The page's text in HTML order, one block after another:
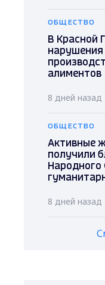
ОБЩЕСТВО
В Красной
нарушения
алиментов
8 дней назад
ОБЩЕСТВО
Активные
получили
Народного
8 дней назад